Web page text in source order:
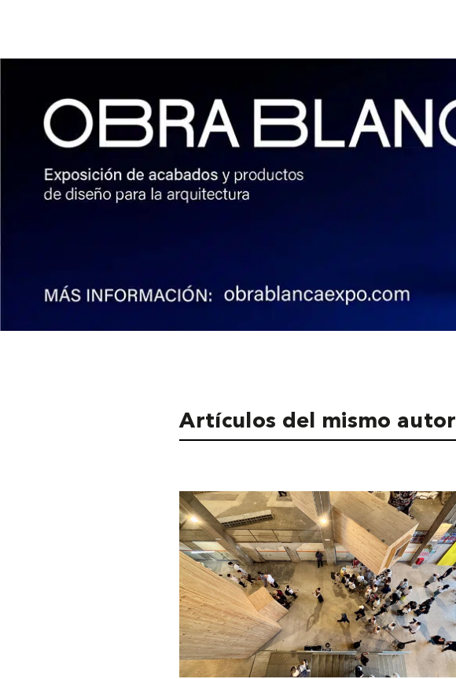
Artículos del mismo autor